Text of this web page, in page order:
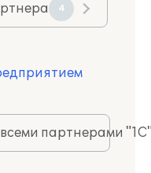
4
партнерами